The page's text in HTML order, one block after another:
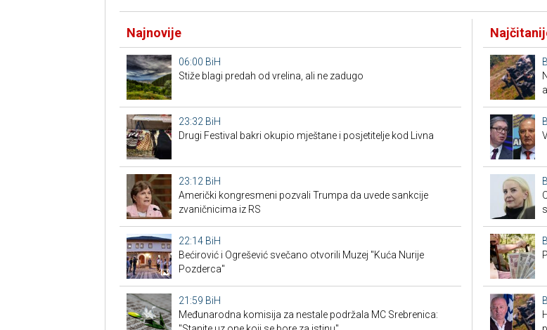
Najnovije
06:00 BiH
Stiže blagi predah od vrelina, ali ne zadugo
23:32 BiH
Drugi Festival bakri okupio mještane i posjetitelje kod Livna
23:12 BiH
Američki kongresmeni pozvali Trumpa da uvede sankcije
zvaničnicima iz RS
22:14 BiH
Bećirović i Ogrešević svečano otvorili Muzej "Kuća Nurije
Pozderca"
21:59 BiH
Međunarodna komisija za nestale podržala MC Srebrenica: